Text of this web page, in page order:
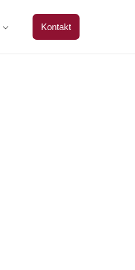
Kontakt